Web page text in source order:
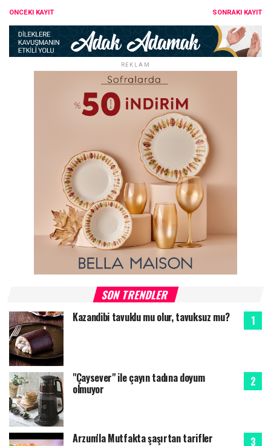
SONRAKI KAYIT
ÖNCEKI KAYIT
REKLAM
SON TRENDLER
Kazandibi tavuklu mu olur, tavuksuz mu?
"Çaysever" ile çayın tadına doyum
olmuyor
Arzum'la Mutfakta şaşırtan tarifler